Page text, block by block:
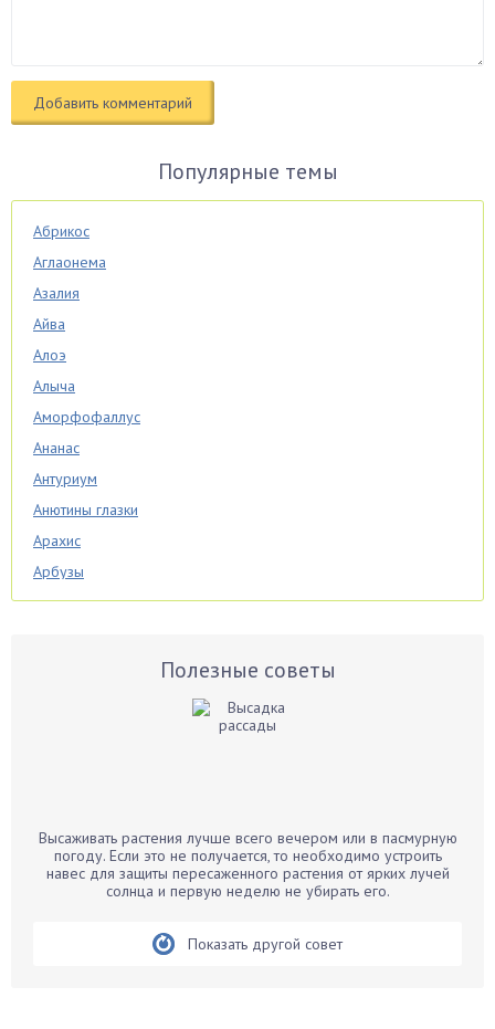
Популярные темы
Абрикос
Аглаонема
Азалия
Айва
Алоэ
Алыча
Аморфофаллус
Ананас
Антуриум
Анютины глазки
Арахис
Арбузы
Аспарагус
Бархатцы
Бегония
Полезные советы
Высаживать растения лучше всего вечером или в пасмурную
погоду. Если это не получается, то необходимо устроить
навес для защиты пересаженного растения от ярких лучей
солнца и первую неделю не убирать его.
Показать другой совет